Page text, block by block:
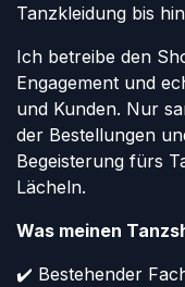
Tanzkleidung bis
Ich betreibe den
Engagement und
und Kunden. Nur
der Bestellungen
Begeisterung fürs
Lächeln.
Was meinen
✔️ Bestehender